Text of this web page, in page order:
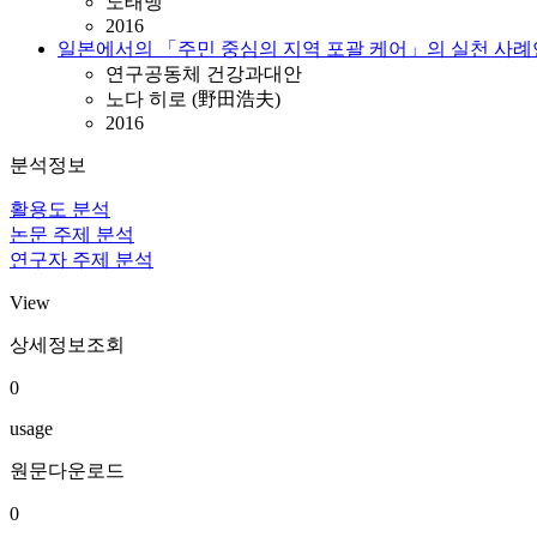
2016
일본에서의 「주민 중심의 지역 포괄 케어」의 실천 사례
연구공동체 건강과대안
노다 히로 (野田浩夫)
2016
분석정보
활용도 분석
논문 주제 분석
연구자 주제 분석
View
상세정보조회
0
usage
원문다운로드
0